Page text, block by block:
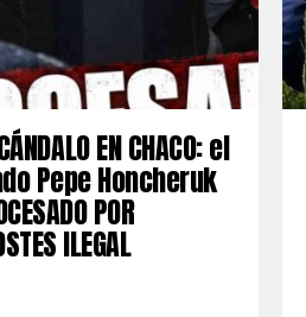
EN CHACO: el
Pepe Honcheruk
POR
ILEGAL